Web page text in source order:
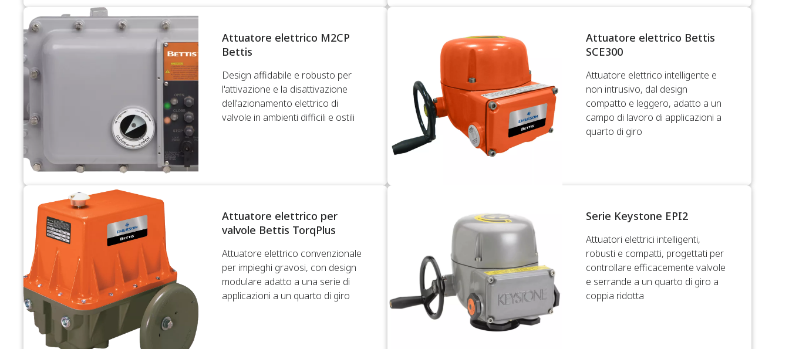
Attuatore elettrico M2CP
Bettis
Design affidabile e robusto per
l'attivazione e la disattivazione
dell'azionamento elettrico di
valvole in ambienti difficili e ostili
Attuatore elettrico Bettis
SCE300
Attuatore elettrico intelligente e
non intrusivo, dal design
compatto e leggero, adatto a un
campo di lavoro di applicazioni a
quarto di giro
Attuatore elettrico per
valvole Bettis TorqPlus
Attuatore elettrico convenzionale
per impieghi gravosi, con design
modulare adatto a una serie di
applicazioni a un quarto di giro
Serie Keystone EPI2
Attuatori elettrici intelligenti,
robusti e compatti, progettati per
controllare efficacemente valvole
e serrande a un quarto di giro a
coppia ridotta